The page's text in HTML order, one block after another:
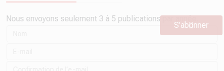
Nous envoyons seulement 3 à 5 publications par année.
S’abonner